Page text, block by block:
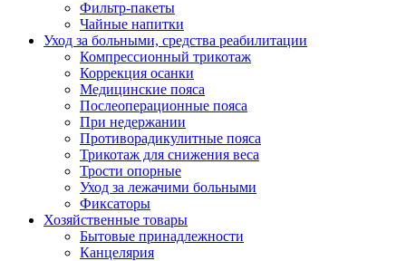
Фильтр-пакеты
Чайные напитки
Уход за больными, средства реабилитации
Компрессионный трикотаж
Коррекция осанки
Медицинские пояса
Послеоперационные пояса
При недержании
Противорадикулитные пояса
Трикотаж для снижения веса
Трости опорные
Уход за лежачими больными
Фиксаторы
Хозяйственные товары
Бытовые принадлежности
Канцелярия